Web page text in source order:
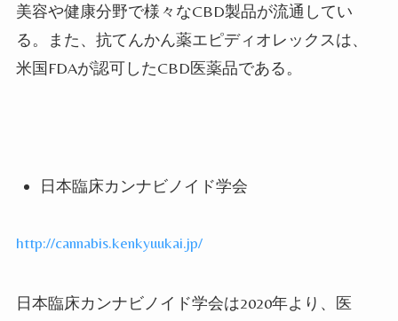
美容や健康分野で様々なCBD製品が流通してい
る。また、 抗てんかん薬エピディオレックスは、
米国FDAが認可したCBD医薬品である。
日本臨床カンナビノイド学会
http://cannabis.kenkyuukai.jp/
日本臨床カンナビノイド学会は2020年より、医